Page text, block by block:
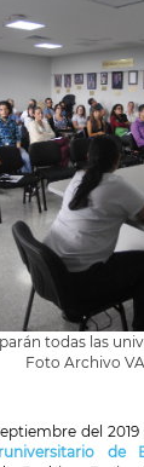
todas las
Foto Archivo
del
de